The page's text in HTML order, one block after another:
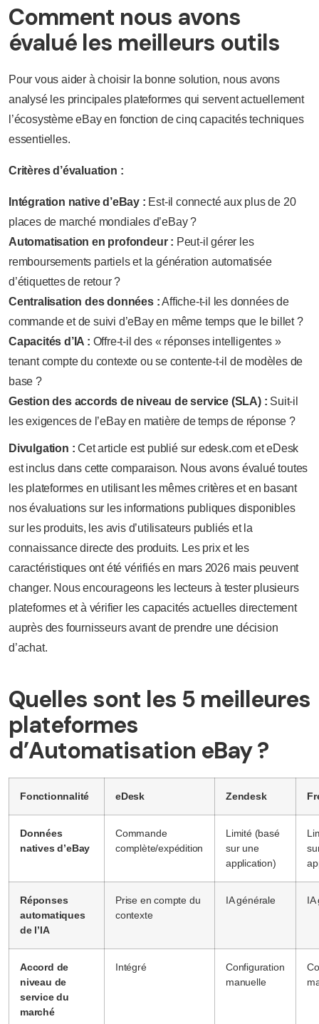
Comment nous avons
évalué les meilleurs outils
Pour vous aider à choisir la bonne solution, nous avons
analysé les principales plateformes qui servent actuellement
l’écosystème eBay en fonction de cinq capacités techniques
essentielles.
Critères d’évaluation :
Intégration native d’eBay : Est-il connecté aux plus de 20
places de marché mondiales d’eBay ?
Automatisation en profondeur : Peut-il gérer les
remboursements partiels et la génération automatisée
d’étiquettes de retour ?
Centralisation des données :Affiche-t-il les données de
commande et de suivi d’eBay en même temps que le billet ?
Capacités d’IA : Offre-t-il des « réponses intelligentes »
tenant compte du contexte ou se contente-t-il de modèles de
base ?
Gestion des accords de niveau de service (SLA) : Suit-il
les exigences de l’eBay en matière de temps de réponse ?
Divulgation : Cet article est publié sur edesk.com et eDesk
est inclus dans cette comparaison. Nous avons évalué toutes
les plateformes en utilisant les mêmes critères et en basant
nos évaluations sur les informations publiques disponibles
sur les produits, les avis d’utilisateurs publiés et la
connaissance directe des produits. Les prix et les
caractéristiques ont été vérifiés en mars 2026 mais peuvent
changer. Nous encourageons les lecteurs à tester plusieurs
plateformes et à vérifier les capacités actuelles directement
auprès des fournisseurs avant de prendre une décision
d’achat.
Quelles sont les 5 meilleures
plateformes
d’Automatisation eBay ?
Fonctionnalité eDesk Zendesk
Données
natives d’eBay
Commande
complète/expédition
Limité (basé
sur une
application)
Réponses
automatiques
de l’IA
Prise en compte du
contexte
IA générale IA
Accord de
niveau de
service du
marché
Intégré
Configuration
manuelle